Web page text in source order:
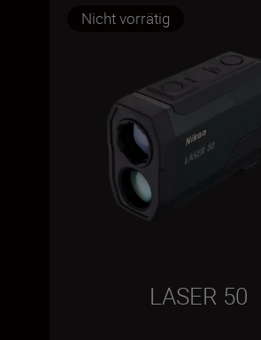
Nicht vorrätig
LASER 50